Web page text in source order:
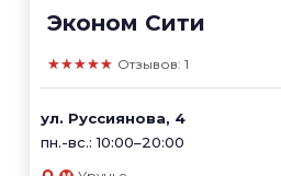
Эконом Сити
★★★★★ Отзывов: 1
ул. Руссиянова, 4
пн.-вс.: 10:00–20:00